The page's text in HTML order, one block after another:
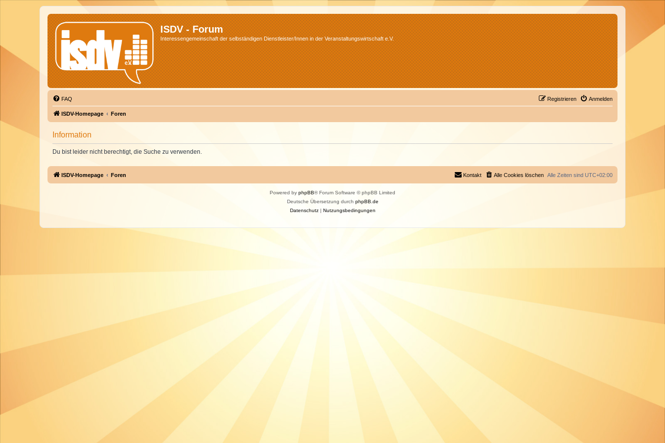
ISDV - Forum
Interessengemeinschaft der selbständigen Dienstleister/Innen in der Veranstaltungswirtschaft e.V.
FAQ Anmelden
Registrieren
ISDV-Homepage Foren
Information
Du bist leider nicht berechtigt, die Suche zu verwenden.
ISDV-Homepage Foren Alle Zeiten sind UTC+02:00
Alle Cookies löschen
Kontakt
Powered by phpBB® Forum Software © phpBB Limited
Deutsche Übersetzung durch phpBB.de
Datenschutz| Nutzungsbedingungen